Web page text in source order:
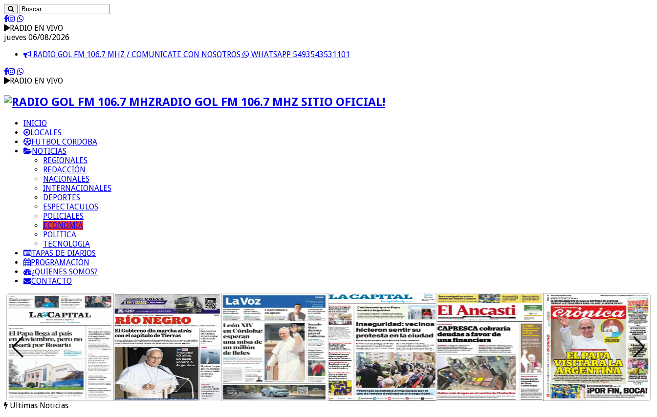
RADIO EN VIVO
jueves 06/08/2026
RADIO GOL FM 106.7 MHZ / COMUNICATE CON NOSOTROS
WHATSAPP 5493543531101
RADIO EN VIVO
RADIO GOL FM 106.7 MHZ SITIO OFICIAL!
INICIO
LOCALES
FUTBOL CORDOBA
NOTICIAS
REGIONALES
REDACCIÓN
NACIONALES
INTERNACIONALES
DEPORTES
ESPECTACULOS
POLICIALES
ECONOMIA
POLITICA
TECNOLOGIA
TAPAS DE DIARIOS
PROGRAMACIÓN
¿QUIENES SOMOS?
CONTACTO
Ultimas Noticias